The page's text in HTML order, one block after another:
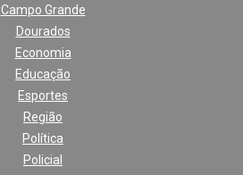
Campo Grande
Dourados
Economia
Educação
Esportes
Região
Política
Policial